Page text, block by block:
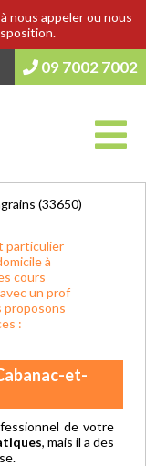
nous appeler ou nous
09 7002 7002
(33650)
particulier
à
cours
avec un prof
proposons
:
et-
de votre
, mais il a des